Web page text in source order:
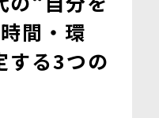
間・環
する3つの